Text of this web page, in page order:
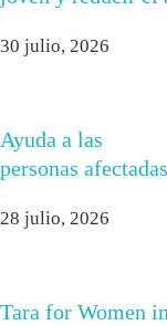
30 julio, 2026
Ayuda a las
personas
28 julio, 2026
Tara for Women